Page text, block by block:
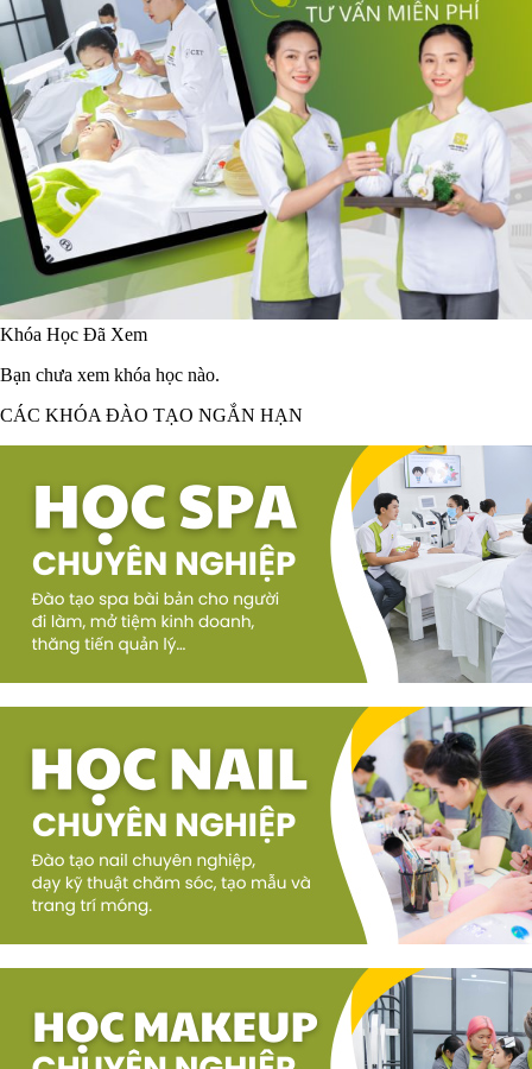
Khóa Học Đã Xem
Bạn chưa xem khóa học nào.
CÁC KHÓA ĐÀO TẠO NGẮN HẠN